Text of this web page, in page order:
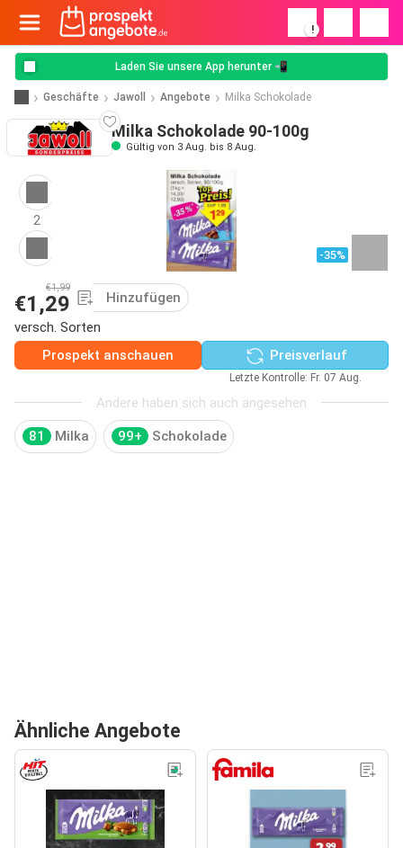
!
Laden Sie unsere App herunter 📲
Geschäfte Jawoll Angebote Milka Schokolade
Milka Schokolade 90-100g
Gültig von 3 Aug. bis 8 Aug.
2
-35%
€1,99
€1,29
Hinzufügen
versch. Sorten
Prospekt anschauen
Preisverlauf
Letzte Kontrolle: Fr. 07 Aug.
Andere haben sich auch angesehen
81 Milka 99+ Schokolade
Ähnliche Angebote